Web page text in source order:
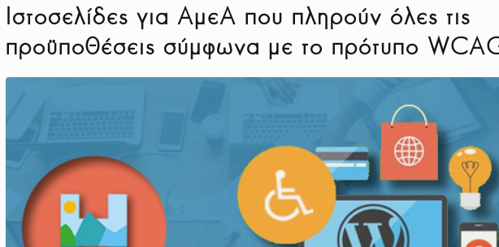
Ιστοσελίδες για ΑμεΑ που πληρούν όλες τις
προϋποθέσεις σύμφωνα με το πρότυπο